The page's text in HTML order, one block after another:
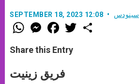
SEPTEMBER 18, 2023 12:08 سينودس
W
h
t
s
p
p
M
e
s
e
g
e
F
a
e
b
o
k
T
w
Share this Entry
فريق زينيت